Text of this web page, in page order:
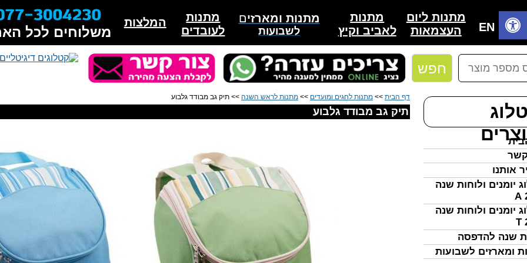
חפש
אותנו
יומנים ולוחות שנה
יומנים ולוחות שנה
שנה להדפסה
ומארזים לשבועות
EN
מתנות
לאביב וקיץ
המלצות
מתנות
לעובדים
מתנות ומארזים
לשבועות
מתנות ליום
העצמאות
משלוחים לכל
דף הבית >> מתנות לחגים ומועדים >> מתנות לראש השנה >> תיק גב מבודד גלבוע
תיק גב מבודד גלבוע